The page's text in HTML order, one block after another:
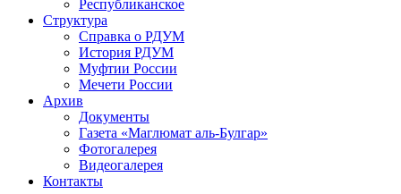
Республиканское
Структура
Справка о РДУМ
История РДУМ
Муфтии России
Мечети России
Архив
Документы
Газета «Маглюмат аль-Булгар»
Фотогалерея
Видеогалерея
Контакты